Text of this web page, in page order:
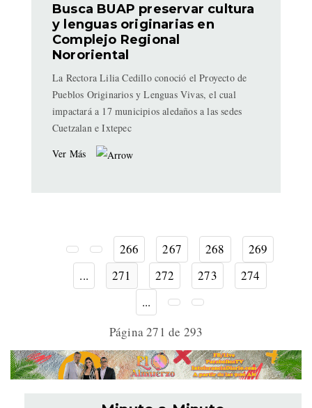
Busca BUAP preservar cultura
y lenguas originarias en
Complejo Regional
Nororiental
La Rectora Lilia Cedillo conoció el Proyecto de
Pueblos Originarios y Lenguas Vivas, el cual
impactará a 17 municipios aledaños a las sedes
Cuetzalan e Ixtepec
Ver Más
266 267 268
269
...
271 272 273
274
...
Página 271 de 293